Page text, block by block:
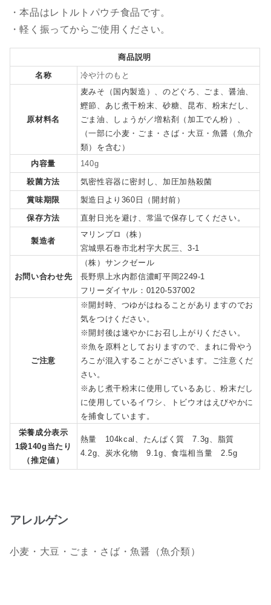
・本品はレトルトパウチ食品です。
・軽く振ってからご使用ください。
商品説明
名称
冷や汁のもと
原材料名
麦みそ（国内製造）、のどぐろ、ごま、醤油、
鰹節、あじ煮干粉末、砂糖、昆布、粉末だし、
ごま油、しょうが／増粘剤（加工でん粉）、
（一部に小麦・ごま・さば・大豆・魚醤（魚介
類）を含む）
内容量
140g
殺菌方法
気密性容器に密封し、加圧加熱殺菌
賞味期限
製造日より360日（開封前）
保存方法
直射日光を避け、常温で保存してください。
製造者
マリンプロ（株）
宮城県石巻市北村字大尻三、3-1
お問い合わせ先
（株）サンクゼール
長野県上水内郡信濃町平岡2249-1
フリーダイヤル：0120-537002
ご注意
※開封時、つゆがはねることがありますのでお
気をつけください。
※開封後は速やかにお召し上がりください。
※魚を原料としておりますので、まれに骨やう
ろこが混入することがございます。ご注意くだ
さい。
※あじ煮干粉末に使用しているあじ、粉末だし
に使用しているイワシ、トビウオはえびやかに
を捕食しています。
栄養成分表示
1袋140g当たり
（推定値）
熱量 104kcal、たんぱく質 7.3g、脂質
4.2g、炭水化物 9.1g、食塩相当量 2.5g
アレルゲン
小麦・大豆・ごま・さば・魚醤（魚介類）